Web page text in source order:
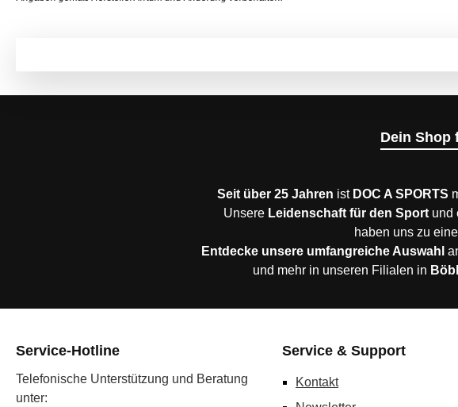
Dein Shop
Seit über 25 Jahren ist DOC A SPORTS
Unsere Leidenschaft für den Sportund
haben uns zu
Entdecke unsere umfangreiche Auswahl
und mehr in unseren Filialen in
Service-Hotline
Telefonische Unterstützung und Beratung
unter:
Service & Support
Kontakt